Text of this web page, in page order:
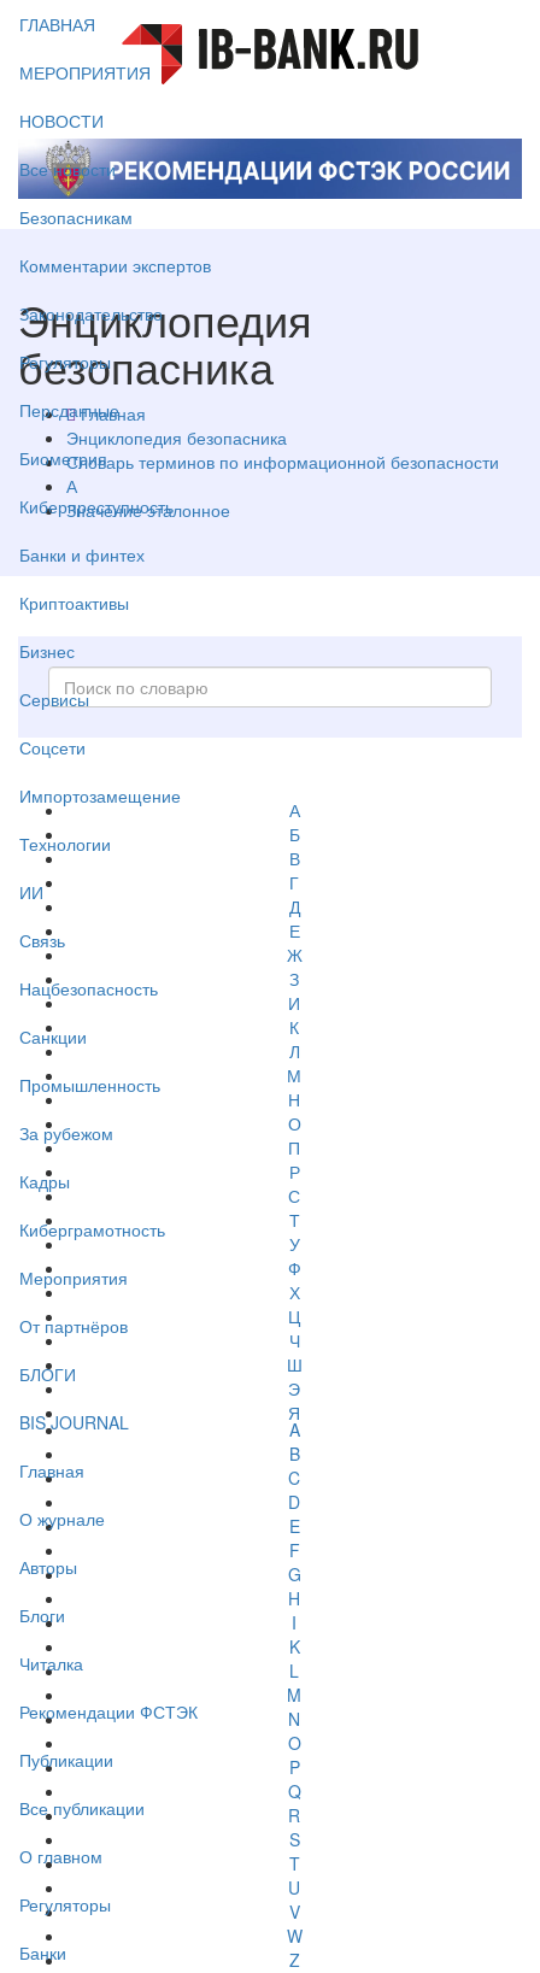
ГЛАВНАЯ
МЕРОПРИЯТИЯ
НОВОСТИ
Все новости
Безопасникам
Комментарии экспертов
Законодательство
Регуляторы
Персданные
Биометрия
Киберпреступность
Банки и финтех
Криптоактивы
Бизнес
Сервисы
Соцсети
Импортозамещение
Технологии
ИИ
Связь
Нацбезопасность
Санкции
Промышленность
За рубежом
Кадры
Киберграмотность
Мероприятия
От партнёров
БЛОГИ
BIS JOURNAL
Главная
О журнале
Авторы
Блоги
Читалка
Рекомендации ФСТЭК
Публикации
Все публикации
О главном
Регуляторы
Банки
Энциклопедия
безопасника
Главная
Энциклопедия безопасника
Словарь терминов по информационной безопасности
А
Значение эталонное
А
Б
В
Г
Д
Е
Ж
З
И
К
Л
М
Н
О
П
Р
С
Т
У
Ф
Х
Ц
Ч
Ш
Э
Я
A
B
C
D
E
F
G
H
I
K
L
M
N
O
P
Q
R
S
T
U
V
W
Z